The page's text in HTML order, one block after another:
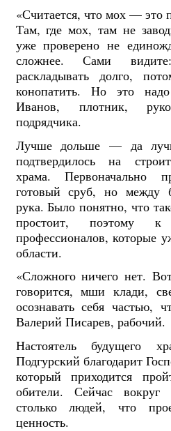
«Считается, что мох — это
Там, где мох, там не
уже проверено не
сложнее. Сами
раскладывать долго,
конопатить. Но это
Иванов, плотник,
подрядчика.
Лучше дольше — да
подтвердилось на
храма. Первоначально
готовый сруб, но между
рука. Было понятно, что
простоит, поэтому к
профессионалов, которые
области.
«Сложного ничего нет.
говорится, мши клади,
осознавать себя частью,
Валерий Писарев, рабочий.
Настоятель будущего
Подгурский благодарит
который приходится
обители. Сейчас вокруг
столько людей, что
ценность.